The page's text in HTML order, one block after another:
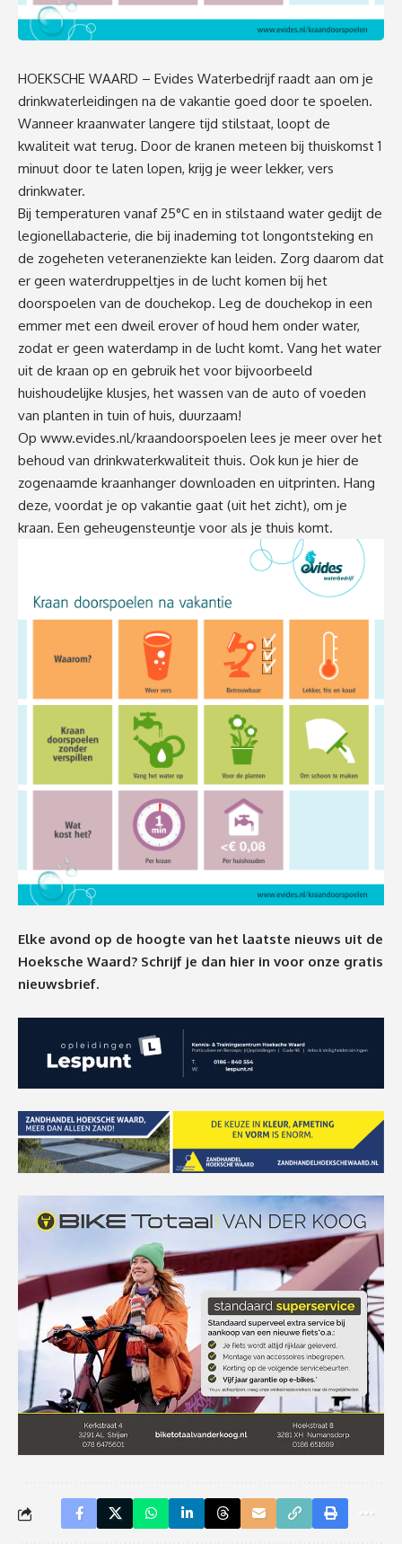
HOEKSCHE WAARD – Evides Waterbedrijf raadt aan om je
drinkwaterleidingen na de vakantie goed door te spoelen.
Wanneer kraanwater langere tijd stilstaat, loopt de
kwaliteit wat terug. Door de kranen meteen bij thuiskomst 1
minuut door te laten lopen, krijg je weer lekker, vers
drinkwater.
Bij temperaturen vanaf 25°C en in stilstaand water gedijt de
legionellabacterie, die bij inademing tot longontsteking en
de zogeheten veteranenziekte kan leiden. Zorg daarom dat
er geen waterdruppeltjes in de lucht komen bij het
doorspoelen van de douchekop. Leg de douchekop in een
emmer met een dweil erover of houd hem onder water,
zodat er geen waterdamp in de lucht komt. Vang het water
uit de kraan op en gebruik het voor bijvoorbeeld
huishoudelijke klusjes, het wassen van de auto of voeden
van planten in tuin of huis, duurzaam!
Op www.evides.nl/kraandoorspoelen lees je meer over het
behoud van drinkwaterkwaliteit thuis. Ook kun je hier de
zogenaamde kraanhanger downloaden en uitprinten. Hang
deze, voordat je op vakantie gaat (uit het zicht), om je
kraan. Een geheugensteuntje voor als je thuis komt.
Elke avond op de hoogte van het laatste nieuws uit de
Hoeksche Waard? Schrijf je dan hier in voor onze gratis
nieuwsbrief.